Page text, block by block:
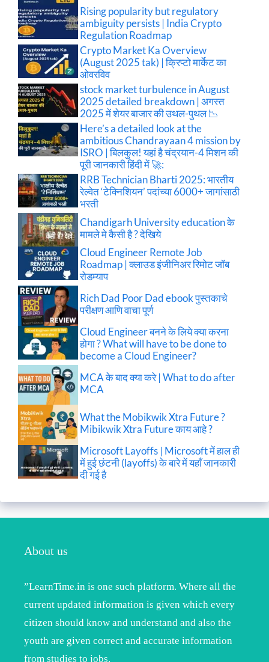
Rising popularity but regulatory
ambiguity persists | India Crypto
Regulation Roadmap
Crypto Market Ka Overview
(August 2025 tak) | क्रिप्टो मार्केट का
ओवरविव
stock market turbulence in August
2025 detailed breakdown | अगस्त
2025 में शेयर बाजार की उथल-पुथल 📉
Here’s a detailed look at the
ambitious Chandrayaan 4 mission by
ISRO | बिलकुल! यहां है चंद्रयान-4 मिशन की
पूरी जानकारी हिंदी में 🚀:
RRB Technician Bharti 2025: भारतीय
रेल्वेत ‘टेक्निशियन’ पदांच्या 6000+ जागांसाठी
भरती
Chandigarh University education के
मामले मे कैसी है ? देखिये
Cloud Engineer Remote Job
Roadmap | क्लाउड इंजीनिअर रिमोट जॉब
रोडम्याप
Rich Dad Poor Dad ebook पुस्तकाचे
परीक्षण आणि वाचा पूर्ण
Cloud Engineer बनने के लिये क्या करना
होगा ? What will have to be done to
become a Cloud Engineer?
MCA के बाद क्या करे | What to do after
MCA
What the Mobikwik Xtra Future ?
Mibikwik Xtra Future काय आहे ?
Microsoft Layoffs | Microsoft में हाल ही
में हुई छंटनी (layoffs) के बारे में यहाँ जानकारी
दी गई है
About us
”LearnTime.in is one such platform. Where all the
current updated information is given which every
citizen should know and understand and also the
youth are given correct and accurate information
from studies to jobs.